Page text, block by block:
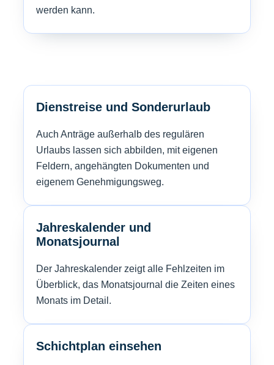
werden kann.
Dienstreise und Sonderurlaub
Auch Anträge außerhalb des regulären
Urlaubs lassen sich abbilden, mit eigenen
Feldern, angehängten Dokumenten und
eigenem Genehmigungsweg.
Jahreskalender und
Monatsjournal
Der Jahreskalender zeigt alle Fehlzeiten im
Überblick, das Monatsjournal die Zeiten eines
Monats im Detail.
Schichtplan einsehen